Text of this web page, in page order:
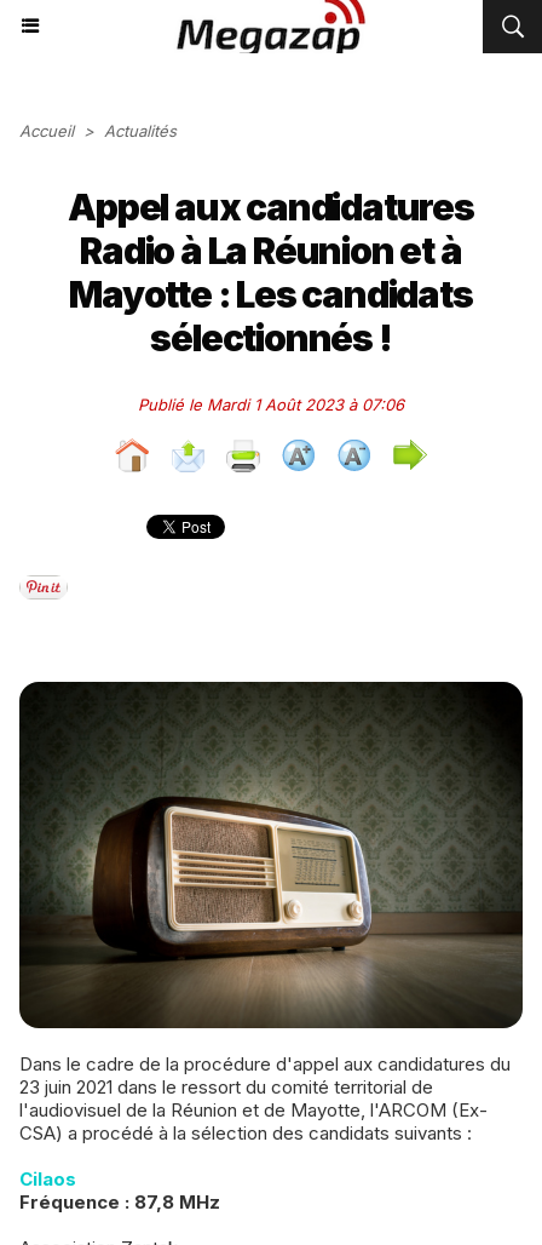
Accueil > Actualités
Appel aux candidatures
Radio à La Réunion et à
Mayotte : Les candidats
sélectionnés !
Publié le Mardi 1 Août 2023 à 07:06
Dans le cadre de la procédure d'appel aux candidatures du
23 juin 2021 dans le ressort du comité territorial de
l'audiovisuel de la Réunion et de Mayotte, l'ARCOM (Ex-
CSA) a procédé à la sélection des candidats suivants :
Cilaos
Fréquence : 87,8 MHz